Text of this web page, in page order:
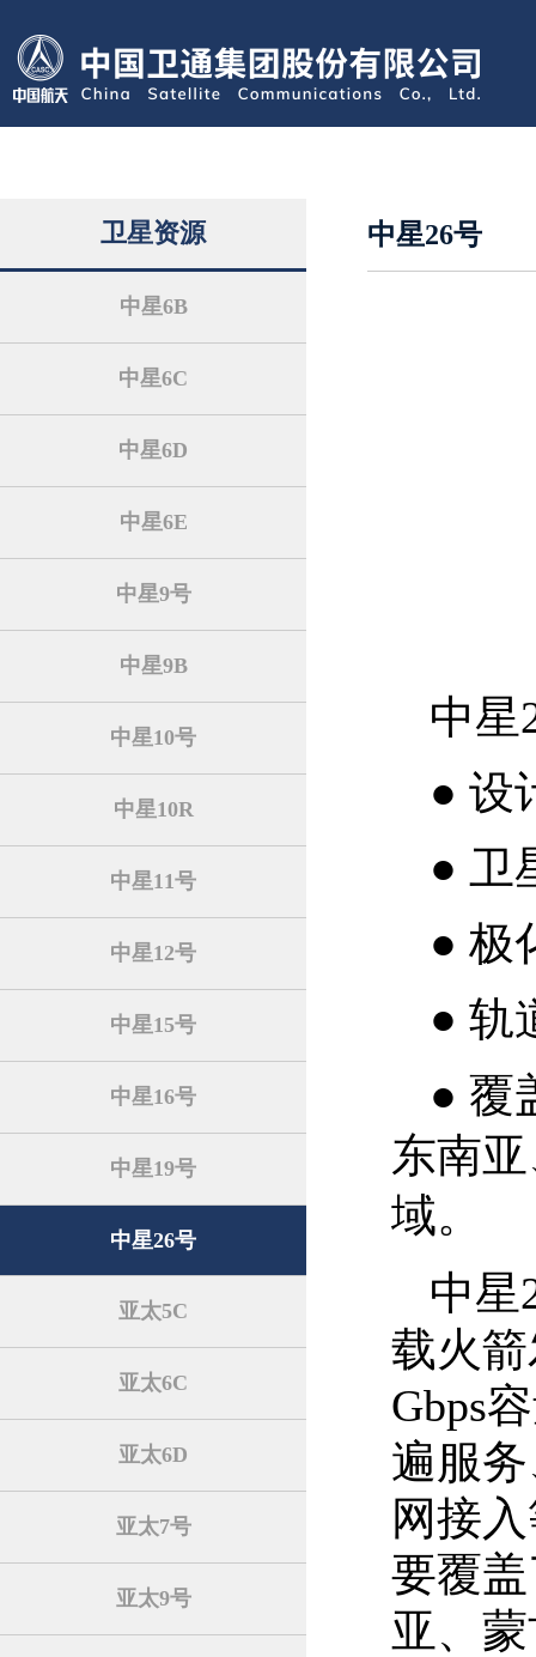
卫星资源
中星6B
中星6C
中星6D
中星6E
中星9号
中星9B
中星10号
中星10R
中星11号
中星12号
中星15号
中星16号
中星19号
中星26号
亚太5C
亚太6C
亚太6D
亚太7号
亚太9号
中星26号
中星
●设
● 卫
●极
●轨
● 覆
东南
域。
中星
载火
Gbps
遍服
网接
要覆
亚、